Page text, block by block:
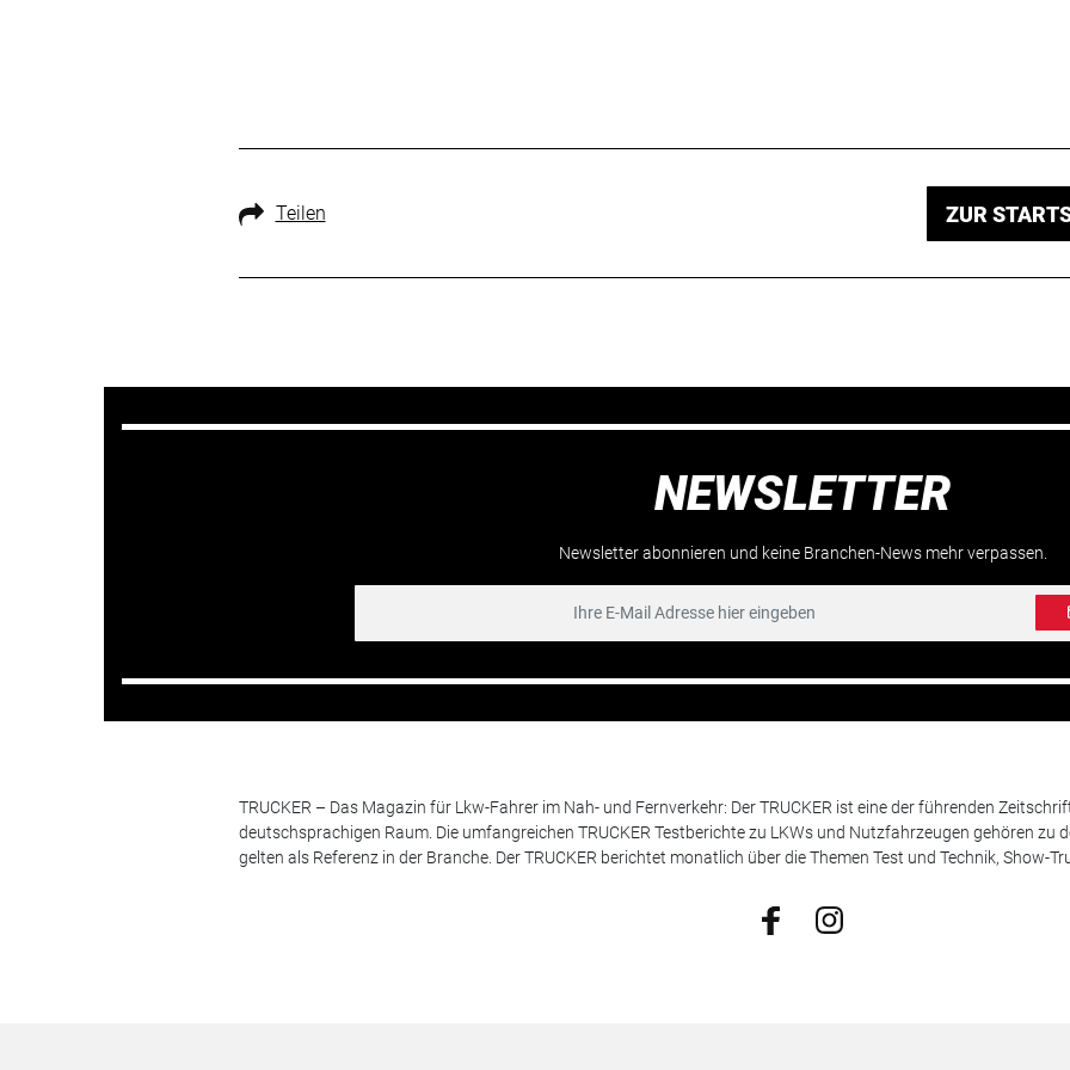
Teilen ZUR
NEWSLETTER
Newsletter abonnieren und keine Branchen-News mehr verpassen.
TRUCKER – Das Magazin für Lkw-Fahrer im Nah- und Fernverkehr: Der TRUCKER ist eine der führenden
deutschsprachigen Raum. Die umfangreichen TRUCKER Testberichte zu LKWs und Nutzfahrzeugen gehören zu
gelten als Referenz in der Branche. Der TRUCKER berichtet monatlich über die Themen Test und Technik, Show-